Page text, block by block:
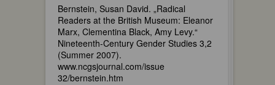
Bernstein, Susan David. „Radical
Readers at the British Museum: Eleanor
Marx, Clementina Black, Amy Levy.“
Nineteenth-Century Gender Studies 3,2
(Summer 2007).
www.ncgsjournal.com/issue
32/bernstein.htm